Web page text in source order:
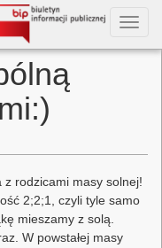
rodzicami masy solnej!
2;2;1, czyli tyle samo
mieszamy z solą.
W powstałej masy